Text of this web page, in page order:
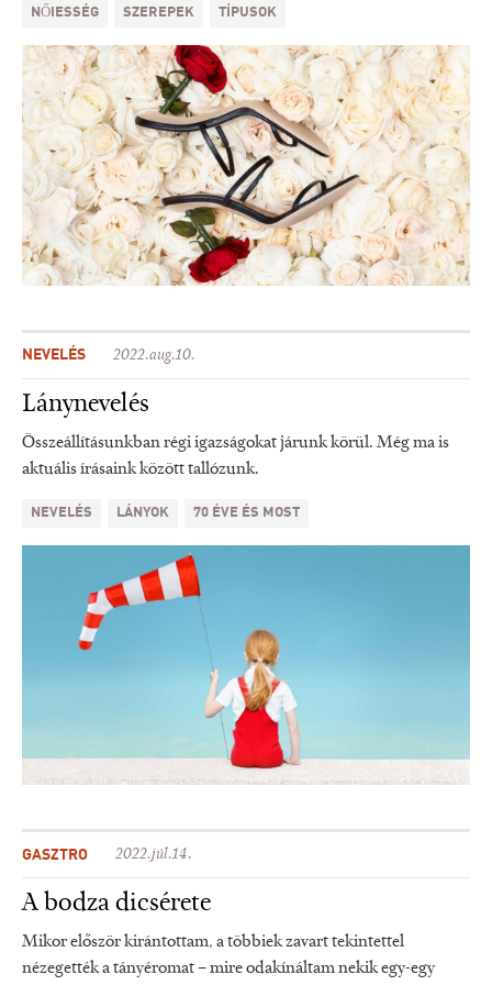
NŐIESSÉG SZEREPEK TÍPUSOK
NEVELÉS 2022.aug.10.
Lánynevelés
Összeállításunkban régi igazságokat járunk körül. Még ma is
aktuális írásaink között tallózunk.
NEVELÉS LÁNYOK 70 ÉVE ÉS MOST
GASZTRO 2022.júl.14.
A bodza dicsérete
Mikor először kirántottam, a többiek zavart tekintettel
nézegették a tányéromat – mire odakínáltam nekik egy-egy